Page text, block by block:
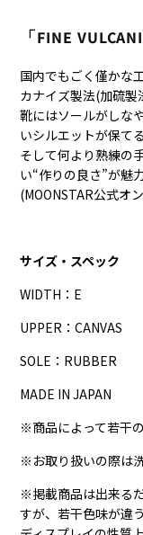
「FINE
国内でもごく僅かな
カナイズ製法(加硫製
靴にはソールがしな
いシルエットが保て
そして何より熟練の
い“作りの良さ”が魅
(MOONSTAR公式オ
サイズ・スペック
WIDTH：E
UPPER：CANVAS
SOLE：RUBBER
MADE IN JAPAN
※商品によって若干
※お取り扱いの際は
※掲載商品は出来る
すが、若干色味が違